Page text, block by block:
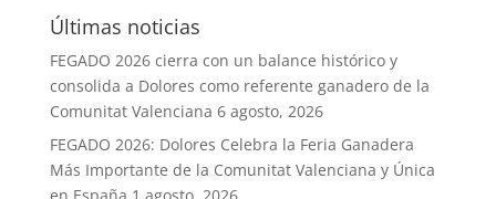
Últimas noticias
FEGADO 2026 cierra con un balance histórico y
consolida a Dolores como referente ganadero de la
Comunitat Valenciana 6 agosto, 2026
FEGADO 2026: Dolores Celebra la Feria Ganadera
Más Importante de la Comunitat Valenciana y Única